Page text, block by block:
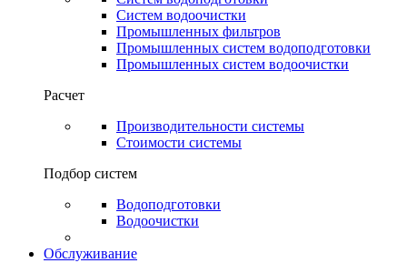
Систем водоочистки
Промышленных фильтров
Промышленных систем водоподготовки
Промышленных систем водоочистки
Расчет
Производительности системы
Стоимости системы
Подбор систем
Водоподготовки
Водоочистки
Обслуживание